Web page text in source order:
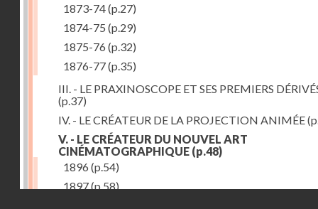
1873-74(p.27)
1874-75 (p.29)
1875-76 (p.32)
1876-77(p.35)
III. - LE PRAXINOSCOPE ET SES PREMIERS
(p.37)
IV. - LE CRÉATEUR DE LA PROJECTION ANIMÉE
V. - LE CRÉATEUR DU NOUVEL ART
CINÉMATOGRAPHIQUE (p.48)
1896 (p.54)
1897(p.58)